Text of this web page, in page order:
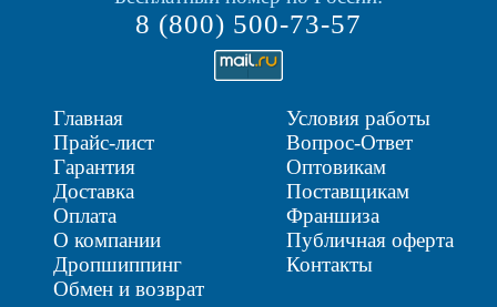
8 (800) 500-73-57
Главная
Прайс-лист
Гарантия
Доставка
Оплата
О компании
Дропшиппинг
Обмен и возврат
Условия работы
Вопрос-Ответ
Оптовикам
Поставщикам
Франшиза
Публичная оферта
Контакты